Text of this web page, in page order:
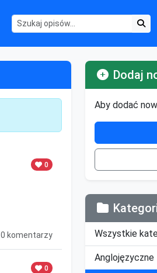
0
0 komentarzy
0
Dodaj
Aby dodać
Wszystkie
Anglojęzyczne